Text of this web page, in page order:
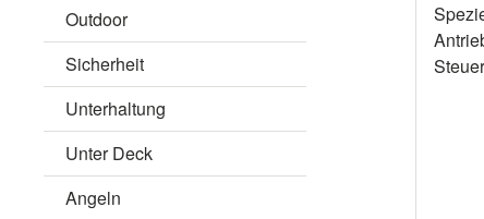
Outdoor
Sicherheit
Unterhaltung
Unter Deck
Angeln